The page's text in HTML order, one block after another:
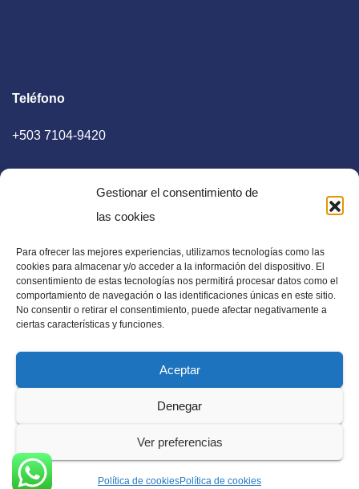
Gestionar el consentimiento de
las cookies
Para ofrecer las mejores experiencias, utilizamos tecnologías como las
cookies para almacenar y/o acceder a la información del dispositivo. El
consentimiento de estas tecnologías nos permitirá procesar datos como el
comportamiento de navegación o las identificaciones únicas en este sitio.
No consentir o retirar el consentimiento, puede afectar negativamente a
ciertas características y funciones.
Aceptar
Denegar
Ver preferencias
Política de cookiesPolítica de cookies
Teléfono
+503 7104-9420
E-mail
diaadia.redaccion@gmail.com